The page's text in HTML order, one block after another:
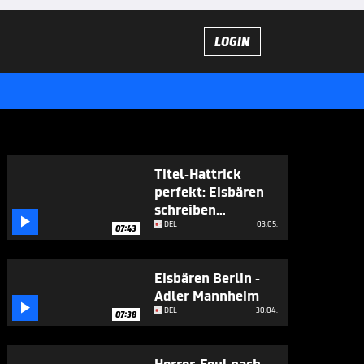
LOGIN
 07:43
Titel-Hattrick
perfekt: Eisbären
schreiben
Geschichte
DEL 03.05.
 07:38
Eisbären Berlin -
Adler Mannheim
DEL 30.04.